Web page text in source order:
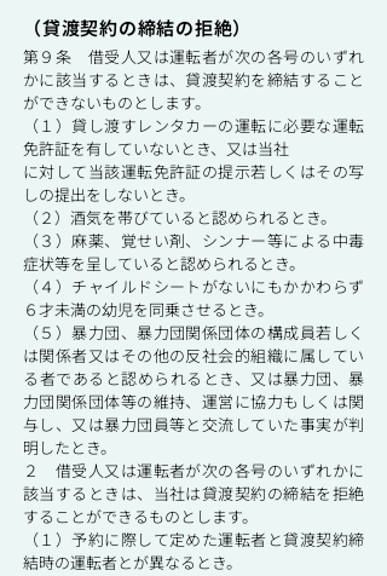
（貸渡契約の締結の拒絶）
第９条 借受人又は運転者が次の各号のいずれ
かに該当するときは、貸渡契約を締結すること
ができないものとします。
（１）貸し渡すレンタカーの運転に必要な運転
免許証を有していないとき、又は当社
に対して当該運転免許証の提示若しくはその写
しの提出をしないとき。
（２）酒気を帯びていると認められるとき。
（３）麻薬、覚せい剤、シンナー等による中毒
症状等を呈していると認められるとき。
（４）チャイルドシートがないにもかかわらず
６才未満の幼児を同乗させるとき。
（５）暴力団、暴力団関係団体の構成員若しく
は関係者又はその他の反社会的組織に属してい
る者であると認められるとき、又は暴力団、暴
力団関係団体等の維持、運営に協力もしくは関
与し、又は暴力団員等と交流していた事実が判
明したとき。
２ 借受人又は運転者が次の各号のいずれかに
該当するときは、当社は貸渡契約の締結を拒絶
することができるものとします。
（１）予約に際して定めた運転者と貸渡契約締
結時の運転者とが異なるとき。